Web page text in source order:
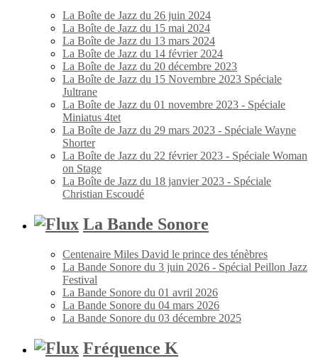
La Boîte de Jazz du 26 juin 2024
La Boîte de Jazz du 15 mai 2024
La Boîte de Jazz du 13 mars 2024
La Boîte de Jazz du 14 février 2024
La Boîte de Jazz du 20 décembre 2023
La Boîte de Jazz du 15 Novembre 2023 Spéciale
Jultrane
La Boîte de Jazz du 01 novembre 2023 - Spéciale
Miniatus 4tet
La Boîte de Jazz du 29 mars 2023 - Spéciale Wayne
Shorter
La Boîte de Jazz du 22 février 2023 - Spéciale Woman
on Stage
La Boîte de Jazz du 18 janvier 2023 - Spéciale
Christian Escoudé
La Bande Sonore
Centenaire Miles David le prince des ténèbres
La Bande Sonore du 3 juin 2026 - Spécial Peillon Jazz
Festival
La Bande Sonore du 01 avril 2026
La Bande Sonore du 04 mars 2026
La Bande Sonore du 03 décembre 2025
Fréquence K